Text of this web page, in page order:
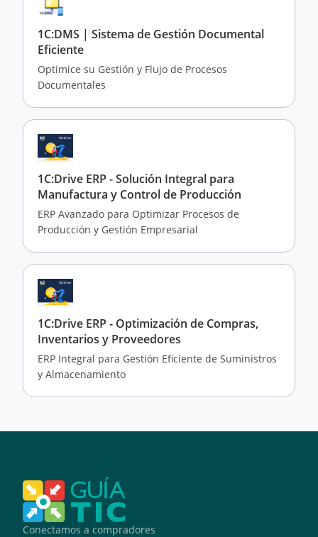
1C:DMS | Sistema de Gestión Documental
Eficiente
Optimice su Gestión y Flujo de Procesos
Documentales
1C:Drive ERP - Solución Integral para
Manufactura y Control de Producción
ERP Avanzado para Optimizar Procesos de
Producción y Gestión Empresarial
1C:Drive ERP - Optimización de Compras,
Inventarios y Proveedores
ERP Integral para Gestión Eficiente de Suministros
y Almacenamiento
Conectamos a compradores